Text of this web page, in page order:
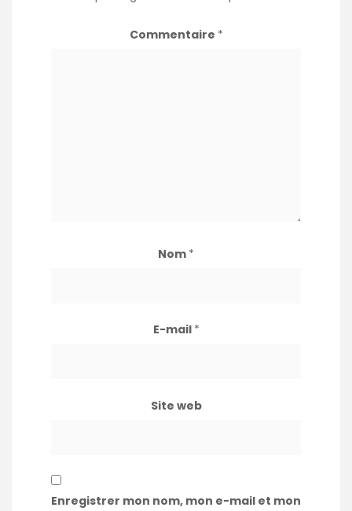
Commentaire *
Nom *
E-mail *
Site web
Enregistrer mon nom, mon e-mail et mon